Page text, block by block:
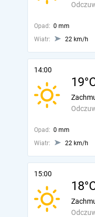
Opad: 0 mm
Wiatr:
22 km/h
14:00
Opad: 0 mm
Wiatr:
22 km/h
15:00